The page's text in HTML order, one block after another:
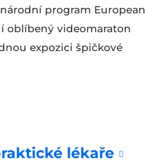
program European
oblíbený videomaraton
expozici špičkové
lékaře